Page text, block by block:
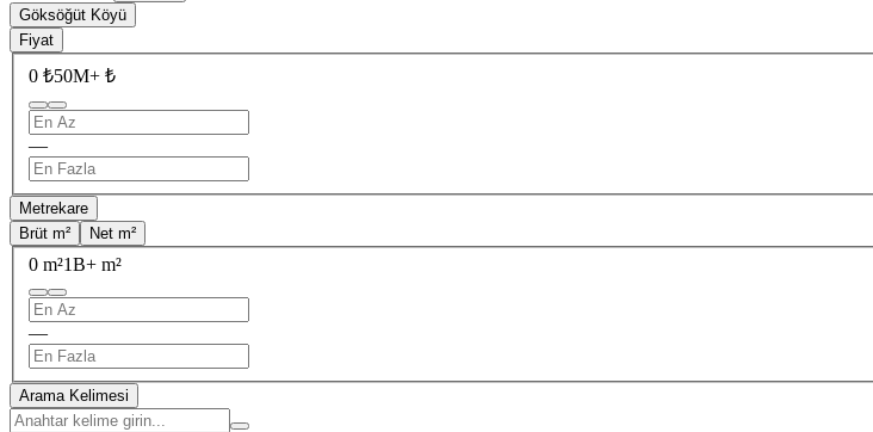
Göksöğüt Köyü
Fiyat
0 ₺50M+ ₺
—
Metrekare
Brüt m²
Net m²
0 m²1B+ m²
—
Arama Kelimesi